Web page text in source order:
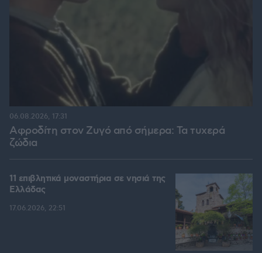
Αφροδίτη στον Ζυγό από σήμερα: Τα τυχερά
ζώδια
06.08.2026, 17:31
11 επιβλητικά μοναστήρια σε νησιά της
Ελλάδας
17.06.2026, 22:51